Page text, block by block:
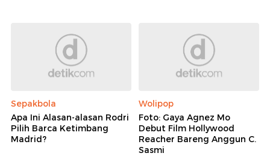
Sepakbola
Apa Ini Alasan-alasan Rodri
Pilih Barca Ketimbang
Madrid?
Wolipop
Foto: Gaya Agnez Mo
Debut Film Hollywood
Reacher Bareng Anggun C.
Sasmi